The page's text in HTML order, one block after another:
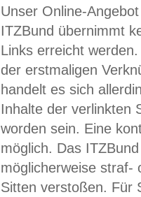
Unser Online-
ITZBund übernimmt
Links erreicht
der erstmaligen
handelt es sich
Inhalte der verlinkten
worden sein. Eine
möglich. Das
möglicherweise straf-
Sitten verstoßen. Für